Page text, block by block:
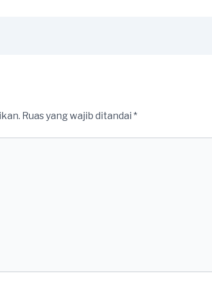
Ruas yang wajib ditandai *